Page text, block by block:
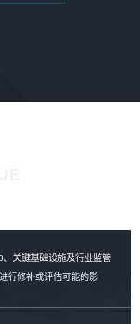
关键基础设施及行业监管
行修补或评估可能的影